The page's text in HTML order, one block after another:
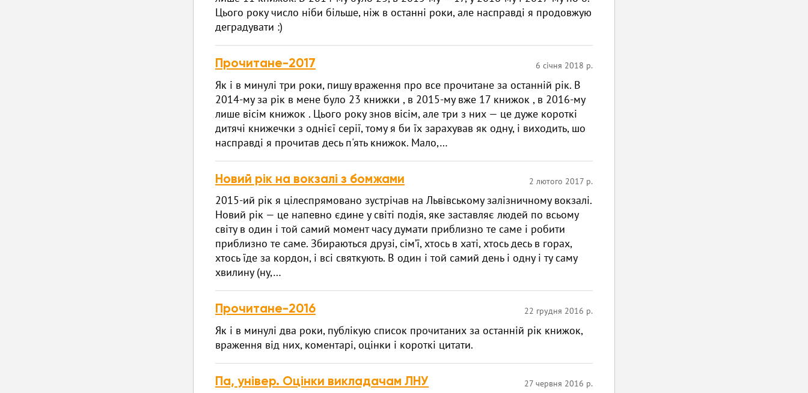
Цього року число ніби більше, ніж в останні роки, але насправді я продовжую
деградувати :)
Прочитане-2017 6 січня 2018 р.
Як і в минулі три роки, пишу враження про все прочитане за останній рік. В
2014-му за рік в мене було 23 книжки , в 2015-му вже 17 книжок , в 2016-му
лише вісім книжок . Цього року знов вісім, але три з них — це дуже короткі
дитячі книжечки з однієї серії, тому я би їх зарахував як одну, і виходить, шо
насправді я прочитав десь п'ять книжок. Мало,…
Новий рік на вокзалі з бомжами 2 лютого 2017 р.
2015-ий рік я цілеспрямовано зустрічав на Львівському залізничному вокзалі.
Новий рік — це напевно єдине у світі подія, яке заставляє людей по всьому
світу в один і той самий момент часу думати приблизно те саме і робити
приблизно те саме. Збираються друзі, сім’ї, хтось в хаті, хтось десь в горах,
хтось їде за кордон, і всі святкують. В один і той самий день і одну і ту саму
хвилину (ну,…
Прочитане-2016 22 грудня 2016 р.
Як і в минулі два роки, публікую список прочитаних за останній рік книжок,
враження від них, коментарі, оцінки і короткі цитати.
Па, універ. Оцінки викладачам ЛНУ 27 червня 2016 р.